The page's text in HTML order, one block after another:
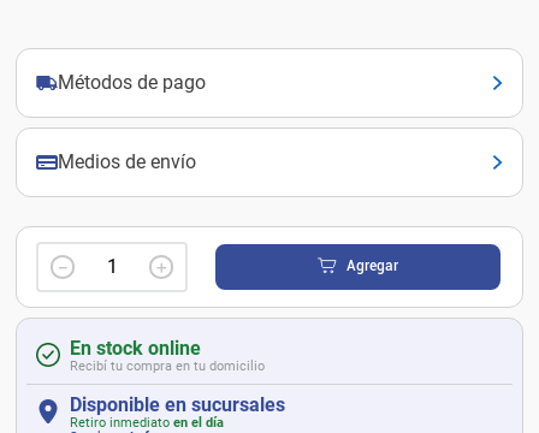
Métodos de pago
Medios de envío
＋
－ Agregar
En stock online
Recibí tu compra en tu domicilio
Disponible en sucursales
Retiro inmediato en el día